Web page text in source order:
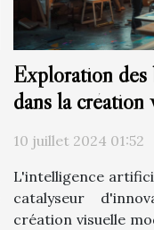
Exploration
dans la création
10 juillet 2024 01:52
L'intelligence
catalyseur
création visuelle